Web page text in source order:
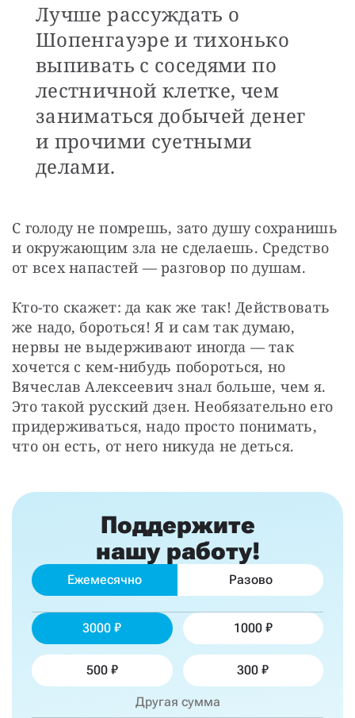
Лучше рассуждать о
Шопенгауэре и тихонько
выпивать с соседями по
лестничной клетке, чем
заниматься добычей денег
и прочими суетными
делами.
С голоду не помрешь, зато душу сохранишь
и окружающим зла не сделаешь. Средство
от всех напастей — разговор по душам.
Кто-то скажет: да как же так! Действовать
же надо, бороться! Я и сам так думаю,
нервы не выдерживают иногда — так
хочется с кем-нибудь побороться, но
Вячеслав Алексеевич знал больше, чем я.
Это такой русский дзен. Необязательно его
придерживаться, надо просто понимать,
что он есть, от него никуда не деться.
Поддержите
нашу работу!
Ежемесячно Разово
3000 1000
500 300